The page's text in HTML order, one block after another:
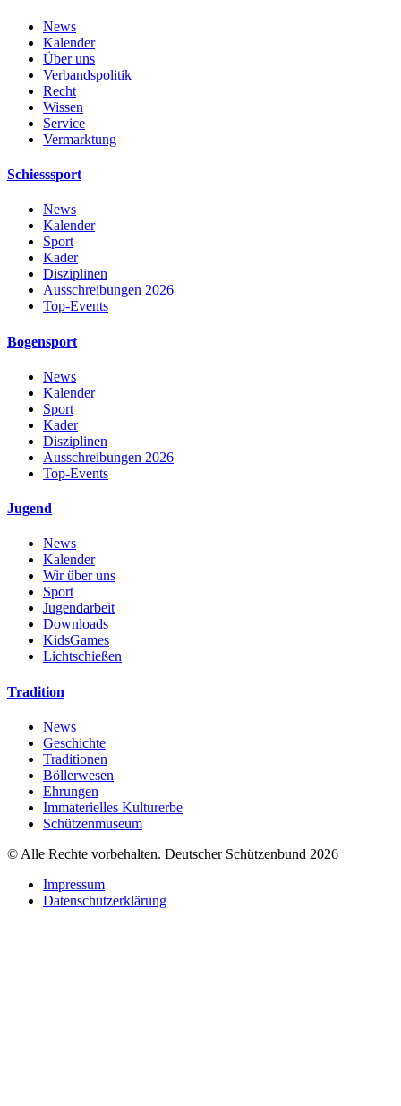
News
Kalender
Über uns
Verbandspolitik
Recht
Wissen
Service
Vermarktung
Schiesssport
News
Kalender
Sport
Kader
Disziplinen
Ausschreibungen 2026
Top-Events
Bogensport
News
Kalender
Sport
Kader
Disziplinen
Ausschreibungen 2026
Top-Events
Jugend
News
Kalender
Wir über uns
Sport
Jugendarbeit
Downloads
KidsGames
Lichtschießen
Tradition
News
Geschichte
Traditionen
Böllerwesen
Ehrungen
Immaterielles Kulturerbe
Schützenmuseum
© Alle Rechte vorbehalten. Deutscher Schützenbund 2026
Impressum
Datenschutzerklärung